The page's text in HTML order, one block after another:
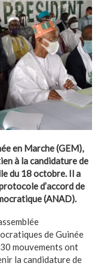
en Marche (GEM),
à la candidature de
du 18 octobre. Il a
d’accord de
(ANAD).
de Guinée
mouvements ont
la candidature de